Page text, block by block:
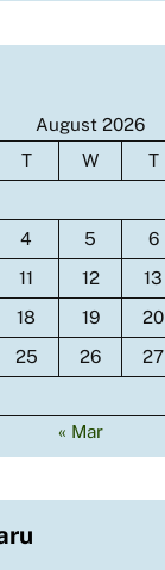
August 2026
T W T
4 5 6
11 12 13
18 19 20
25 26 27
« Mar